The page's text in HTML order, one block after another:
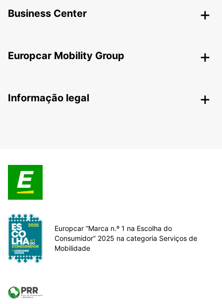
Business Center
Europcar Mobility Group
Informação legal
Europcar “Marca n.º 1 na Escolha do
Consumidor” 2025 na categoria Serviços de
Mobilidade